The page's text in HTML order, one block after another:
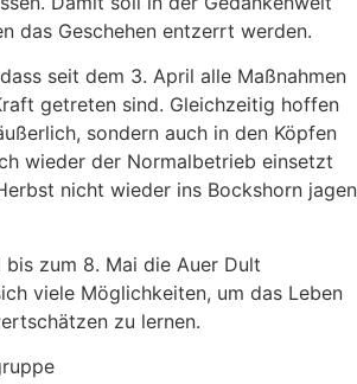
das Geschehen entzerrt werden.
seit dem 3. April alle Maßnahmen
getreten sind. Gleichzeitig hoffen
sondern auch in den Köpfen
wieder der Normalbetrieb einsetzt
nicht wieder ins Bockshorn jagen
zum 8. Mai die Auer Dult
viele Möglichkeiten, um das Leben
zu lernen.